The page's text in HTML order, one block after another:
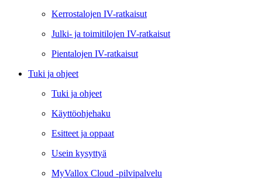
Kerrostalojen IV-ratkaisut
Julki- ja toimitilojen IV-ratkaisut
Pientalojen IV-ratkaisut
Tuki ja ohjeet
Tuki ja ohjeet
Käyttöohjehaku
Esitteet ja oppaat
Usein kysyttyä
MyVallox Cloud -pilvipalvelu